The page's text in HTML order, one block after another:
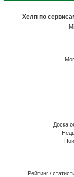
Хелп по
Доска
Рейтинг /